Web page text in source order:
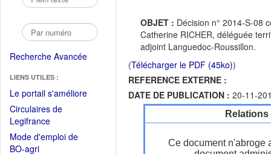
Recherche Avancée
LIENS UTILES :
Le portail s'améliore(Fichier
Circulaires de
Legifrance(Ouvrir
dans
une
Mode d'emploi de
BO-agri(Ouvrir
OBJET : Décision n° 2014-S-08
Catherine RICHER, déléguée
adjoint Languedoc-Roussillon.
(Télécharger le PDF (45ko))
REFERENCE EXTERNE :
DATE DE PUBLICATION : 20-11-
Ce document n'abroge